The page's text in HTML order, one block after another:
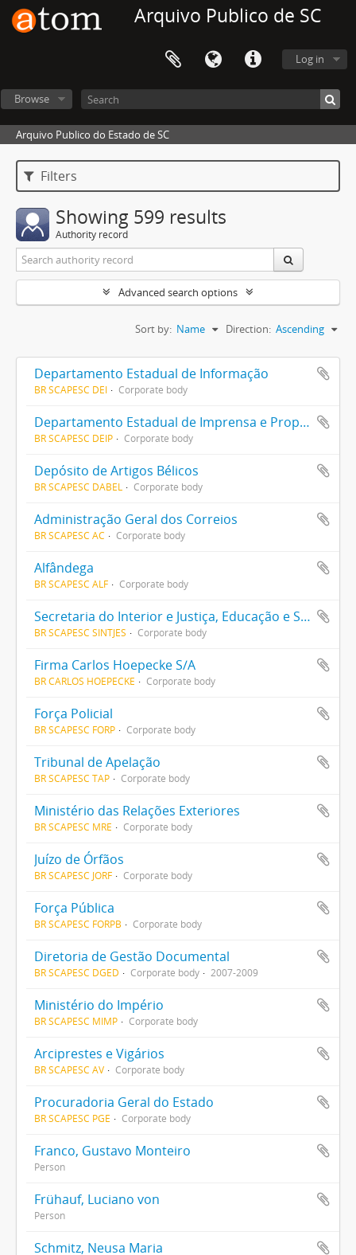
Arquivo Publico de SC
Log in
Browse
Arquivo Publico do Estado de SC
Filters
Showing 599 results
Authority record
Advanced search options
Sort by: Name Direction: Ascending
Departamento Estadual de Informação
BR SCAPESC DEI Corporate body
Departamento Estadual de Imprensa e Propaganda
BR SCAPESC DEIP Corporate body
Depósito de Artigos Bélicos
BR SCAPESC DABEL Corporate body
Administração Geral dos Correios
BR SCAPESC AC Corporate body
Alfândega
BR SCAPESC ALF Corporate body
Secretaria do Interior e Justiça, Educação e Saúde
BR SCAPESC SINTJES Corporate body
Firma Carlos Hoepecke S/A
BR CARLOS HOEPECKE Corporate body
Força Policial
BR SCAPESC FORP Corporate body
Tribunal de Apelação
BR SCAPESC TAP Corporate body
Ministério das Relações Exteriores
BR SCAPESC MRE Corporate body
Juízo de Órfãos
BR SCAPESC JORF Corporate body
Força Pública
BR SCAPESC FORPB Corporate body
Diretoria de Gestão Documental
BR SCAPESC DGED Corporate body 2007-2009
Ministério do Império
BR SCAPESC MIMP Corporate body
Arciprestes e Vigários
BR SCAPESC AV Corporate body
Procuradoria Geral do Estado
BR SCAPESC PGE Corporate body
Franco, Gustavo Monteiro
Person
Frühauf, Luciano von
Person
Schmitz, Neusa Maria